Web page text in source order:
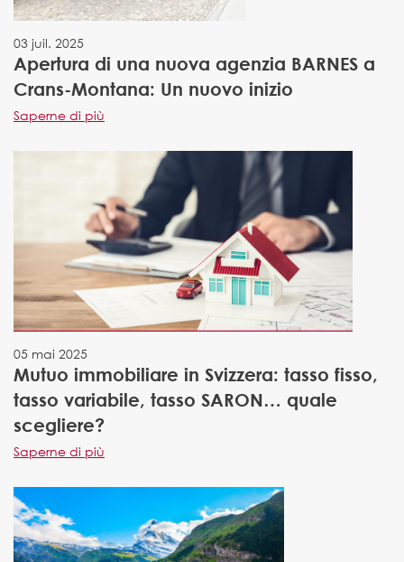
03 juil. 2025
Apertura di una nuova agenzia BARNES a
Crans-Montana: Un nuovo inizio
Saperne di più
05 mai 2025
Mutuo immobiliare in Svizzera: tasso fisso,
tasso variabile, tasso SARON… quale
scegliere?
Saperne di più